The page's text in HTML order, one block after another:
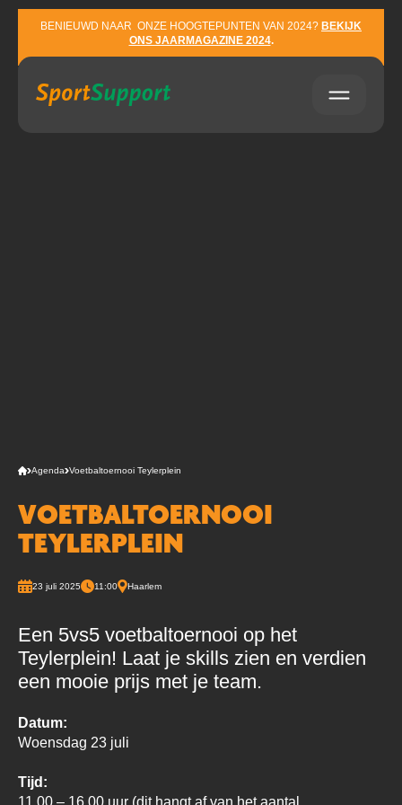
Sla navigatie over
BENIEUWD NAAR ONZE HOOGTEPUNTEN VAN 2024? BEKIJK
ONS JAARMAGAZINE 2024.
Agenda Voetbaltoernooi Teylerplein
VOETBALTOERNOOI
TEYLERPLEIN
23 juli 2025 11:00 Haarlem
Een 5vs5 voetbaltoernooi op het
Teylerplein! Laat je skills zien en verdien
een mooie prijs met je team.
Datum:
Woensdag 23 juli
Tijd:
11.00 – 16.00 uur (dit hangt af van het aantal